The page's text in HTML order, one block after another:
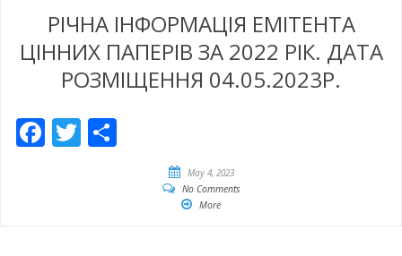
РІЧНА ІНФОРМАЦІЯ ЕМІТЕНТА
ЦІННИХ ПАПЕРІВ ЗА 2022 РІК. ДАТА
РОЗМІЩЕННЯ 04.05.2023Р.
Facebook
Twitter
May 4, 2023
No Comments
More